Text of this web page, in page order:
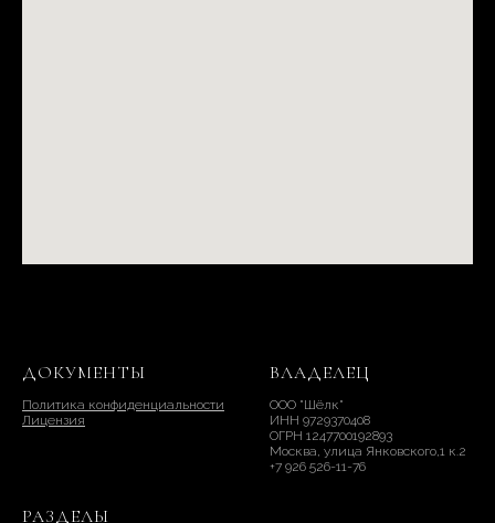
ДОКУМЕНТЫ
Политика конфиденциальности
Лицензия
ВЛАДЕЛЕЦ
ООО "Шёлк"
ИНН 9729370408
ОГРН 1247700192893
Москва, улица Янковского,1 к.2
+7 926 526-11-76
РАЗДЕЛЫ